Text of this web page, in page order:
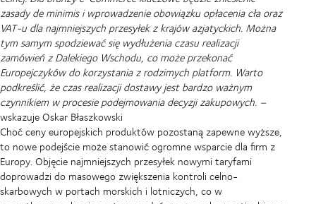
zasady de minimis i wprowadzenie obowiązku opłacenia cła oraz
VAT-u dla najmniejszych przesyłek z krajów azjatyckich. Można
tym samym spodziewać się wydłużenia czasu realizacji
zamówień z Dalekiego Wschodu, co może przekonać
Europejczyków do korzystania z rodzimych platform. Warto
podkreślić, że czas realizacji dostawy jest bardzo ważnym
czynnikiem w procesie podejmowania decyzji zakupowych. –
wskazuje Oskar Błaszkowski
Choć ceny europejskich produktów pozostaną zapewne wyższe,
to nowe podejście może stanowić ogromne wsparcie dla firm z
Europy. Objęcie najmniejszych przesyłek nowymi taryfami
doprowadzi do masowego zwiększenia kontroli celno-
skarbowych w portach morskich i lotniczych, co w